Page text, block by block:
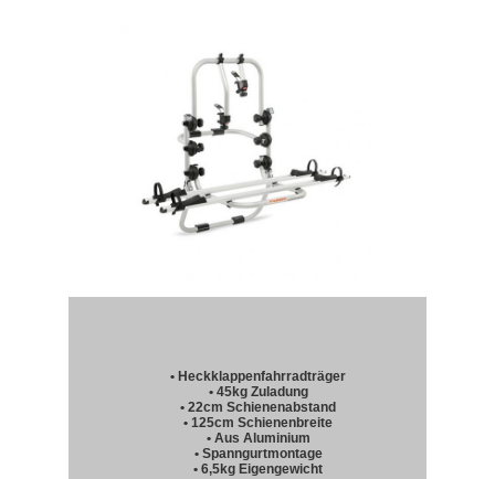
• Heckklappenfahrradträger
• 45kg Zuladung
• 22cm Schienenabstand
• 125cm Schienenbreite
• Aus Aluminium
• Spanngurtmontage
• 6,5kg Eigengewicht